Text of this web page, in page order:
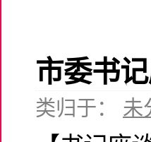
市委书
类归于： 未